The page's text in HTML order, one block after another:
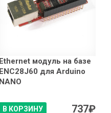
Ethernet модуль на базе
ENC28J60 для Arduino
NANO
В КОРЗИНУ 737₽